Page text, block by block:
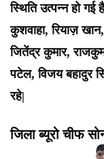
स्थिति उत्पन्न हो
कुशवाहा, रियाज़
जितेंद्र कुमार,
पटेल, विजय बहादुर
रहे|
जिला ब्यूरो चीफ